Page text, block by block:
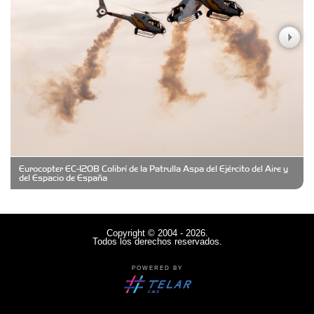
Casa Berta
Clima Castelar
CONSERVAS YAMASIRO
Cubanico´s - Cubanitos Rellenos!
Denisi Market
Eurocopter EC-120B Colibrí de la Patrulla Aspa del Ejército del Aire y
del Espacio de España
Copyright © 2004 - 2026.
Todos los derechos reservados.
POWERED BY